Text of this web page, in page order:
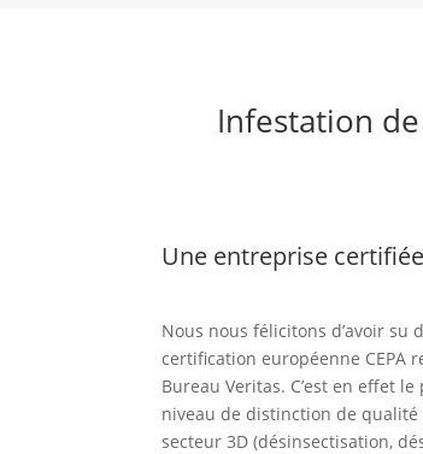
Infestation
Une entreprise certifiée
Nous nous félicitons d’avoir su
certification européenne CEPA
Bureau Veritas. C’est en effet
niveau de distinction de qualité
secteur 3D (désinsectisation,